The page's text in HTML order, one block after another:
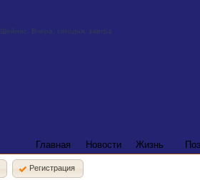
Главная Новости Жизнь
Регистрация